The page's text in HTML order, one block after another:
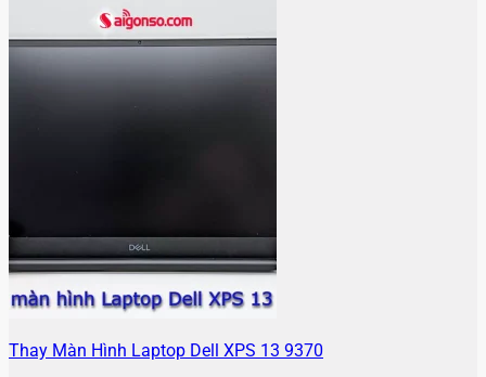
Thay Màn Hình Laptop Dell XPS 13 9370